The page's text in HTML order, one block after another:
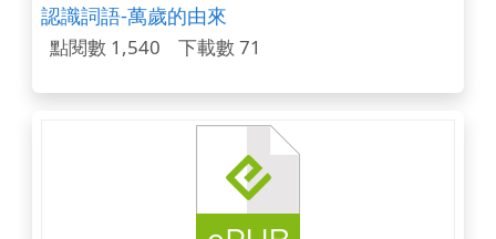
認識詞語-萬歲的由來
點閱數 1,540 下載數 71